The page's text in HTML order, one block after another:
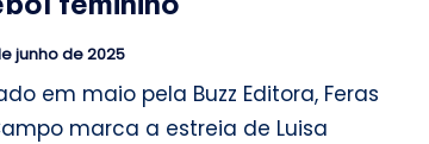
junho de 2025
em maio pela Buzz Editora, Feras
marca a estreia de Luisa